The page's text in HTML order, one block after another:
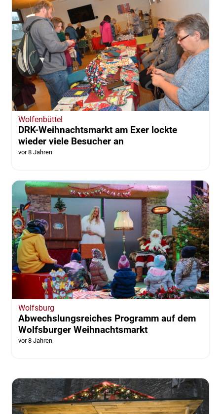
Wolfenbüttel
DRK-Weihnachtsmarkt am Exer lockte
wieder viele Besucher an
vor 8 Jahren
Wolfsburg
Abwechslungsreiches Programm auf dem
Wolfsburger Weihnachtsmarkt
vor 8 Jahren